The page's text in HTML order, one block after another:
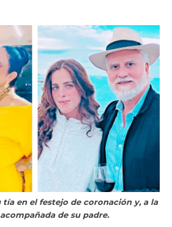
tía en el festejo de coronación y, a la
de su padre.